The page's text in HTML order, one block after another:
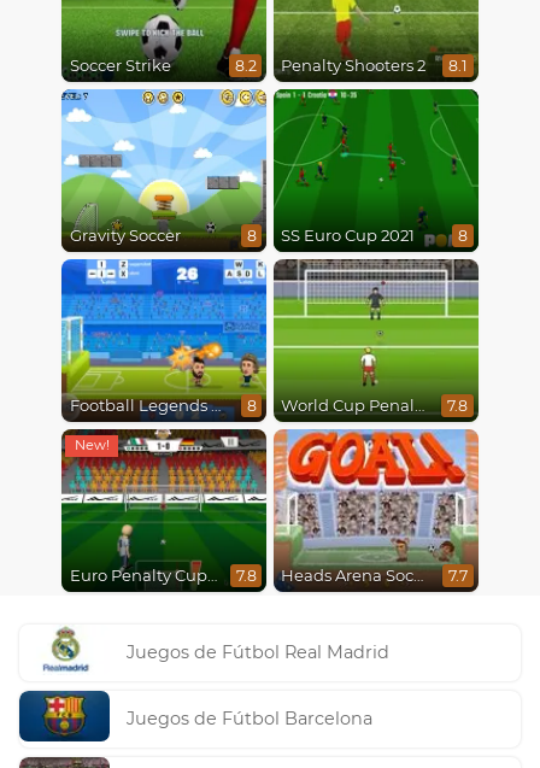
Soccer Strike 8.2 Penalty Shooters 2 8.1
Gravity Soccer 8 SS Euro Cup 2021 8
Football Legends 2021 8 World Cup Penalty 2018 7.8
Euro Penalty Cup 2021 7.8 Heads Arena Soccer All Stars 7.7
Juegos de Fútbol Real Madrid
Juegos de Fútbol Barcelona